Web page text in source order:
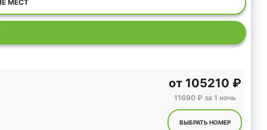
МЕСТ
от105210 ₽
11690 ₽ за 1 ночь
ВЫБРАТЬ НОМЕР